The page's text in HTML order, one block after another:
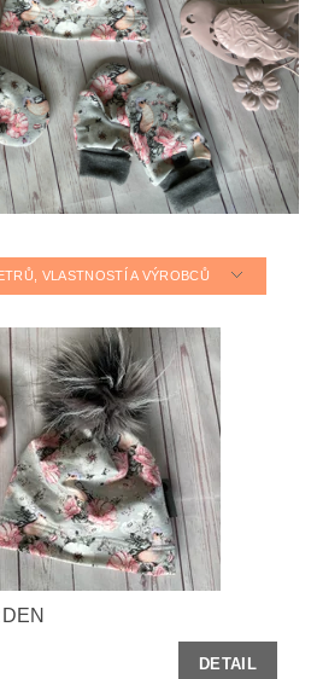
VLASTNOSTÍ A VÝROBCŮ
DETAIL